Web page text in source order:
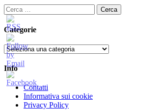
Ricerca
per:
Categorie
Categorie
Info
Contatti
Informativa sui cookie
Privacy Policy